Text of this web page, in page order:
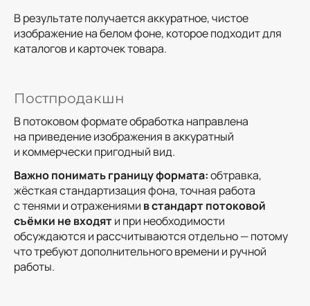
В результате получается аккуратное, чистое
изображение на белом фоне, которое подходит для
каталогов и карточек товара.
Постпродакшн
В потоковом формате обработка направлена
на приведение изображения в аккуратный
и коммерчески пригодный вид.
Важно понимать границу формата:обтравка,
жёсткая стандартизация фона, точная работа
с тенями и отражениями в стандарт потоковой
съёмки не входяти при необходимости
обсуждаются и рассчитываются отдельно — потому
что требуют дополнительного времени и ручной
работы.